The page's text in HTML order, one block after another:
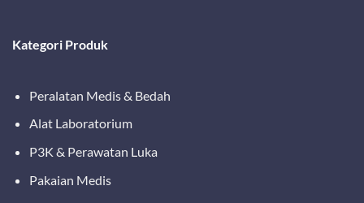
Kategori Produk
Peralatan Medis & Bedah
Alat Laboratorium
P3K & Perawatan Luka
Pakaian Medis